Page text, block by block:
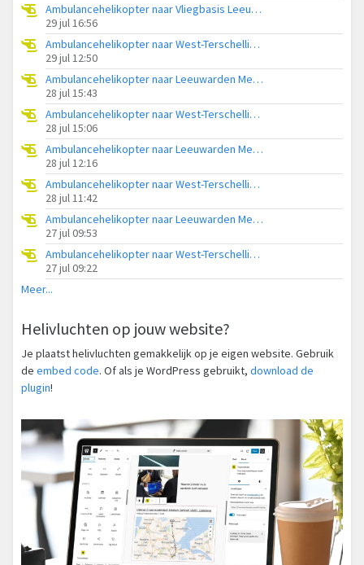
Ambulancehelikopter naar Vliegbasis Leeuwarden
29 jul 16:56
Ambulancehelikopter naar West-Terschelling, Badweg
29 jul 12:50
Ambulancehelikopter naar Leeuwarden Medical Center Heliport
28 jul 15:43
Ambulancehelikopter naar West-Terschelling, Groene Strand
28 jul 15:06
Ambulancehelikopter naar Leeuwarden Medical Center Heliport
28 jul 12:16
Ambulancehelikopter naar West-Terschelling, Badweg
28 jul 11:42
Ambulancehelikopter naar Leeuwarden Medical Center Heliport
27 jul 09:53
Ambulancehelikopter naar West-Terschelling, Groene Strand
27 jul 09:22
Meer...
Helivluchten op jouw website?
Je plaatst helivluchten gemakkelijk op je eigen website. Gebruik
de embed code. Of als je WordPress gebruikt, download de
plugin!